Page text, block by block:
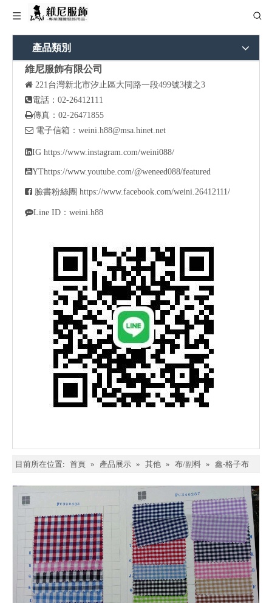
產品類別
維尼服飾有限公司
 221台灣新北市汐止區大同路一段499號3樓之3
電話：02-26412111
傳真：02-26471855
 電子信箱： weini.h88@msa.hinet.net
IG https://www.instagram.com/weini088/
YThttps://www.youtube.com/@weneed088/featured
 臉書粉絲團 https://www.facebook.com/weini.26412111/
Line ID：weini.h88
目前所在位置: 首頁 » 產品展示 » 其他 » 布/副料 » 鑫-格子布